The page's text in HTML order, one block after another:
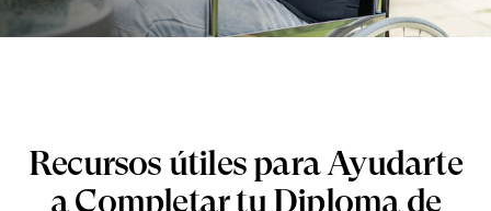
Recursos útiles para Ayudarte
a Completar tu Diploma de